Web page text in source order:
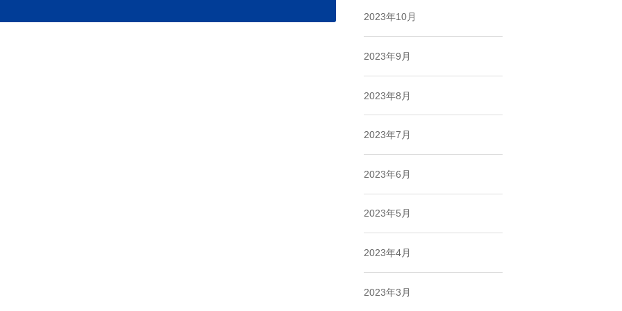
2023年10月
2023年9月
2023年8月
2023年7月
2023年6月
2023年5月
2023年4月
2023年3月